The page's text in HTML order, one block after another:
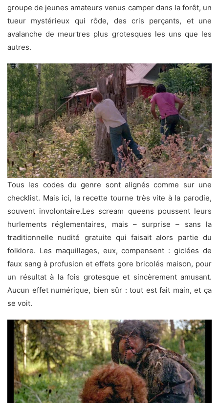
groupe de jeunes amateurs venus camper dans la forêt, un
tueur mystérieux qui rôde, des cris perçants, et une
avalanche de meurtres plus grotesques les uns que les
autres.
Tous les codes du genre sont alignés comme sur une
checklist. Mais ici, la recette tourne très vite à la parodie,
souvent involontaire.Les scream queens poussent leurs
hurlements réglementaires, mais – surprise – sans la
traditionnelle nudité gratuite qui faisait alors partie du
folklore. Les maquillages, eux, compensent : giclées de
faux sang à profusion et effets gore bricolés maison, pour
un résultat à la fois grotesque et sincèrement amusant.
Aucun effet numérique, bien sûr : tout est fait main, et ça
se voit.